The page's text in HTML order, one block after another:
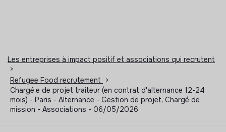
Les entreprises à impact positif et associations qui recrutent
>
Refugee Food recrutement
>
Chargé.e de projet traiteur (en contrat d'alternance 12-24
mois) - Paris - Alternance - Gestion de projet, Chargé de
mission - Associations - 06/05/2026